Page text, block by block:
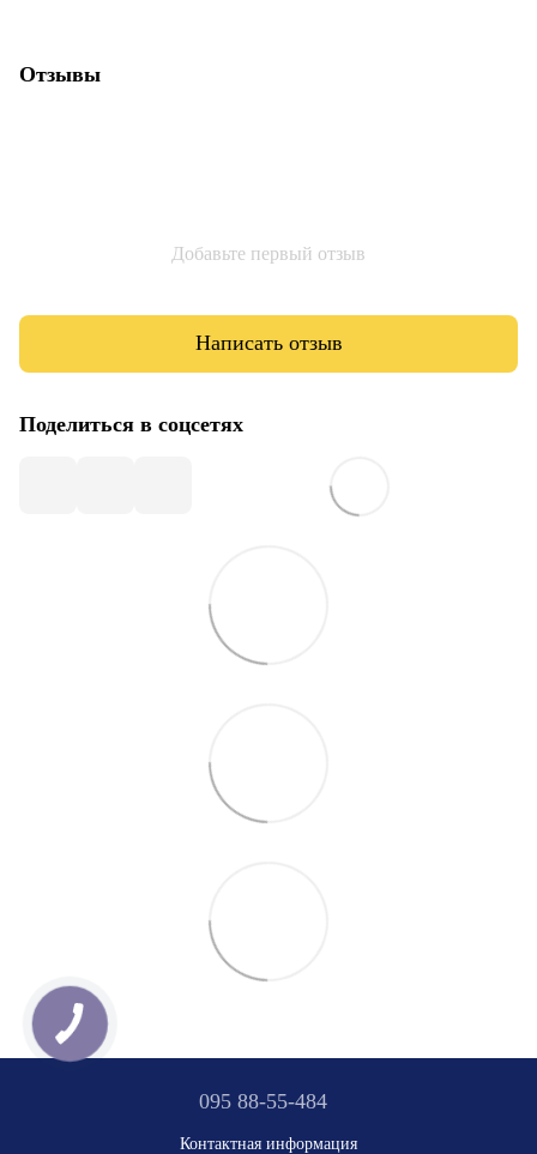
Отзывы
Добавьте первый отзыв
Написать отзыв
Поделиться в соцсетях
095 88-55-484
Контактная информация